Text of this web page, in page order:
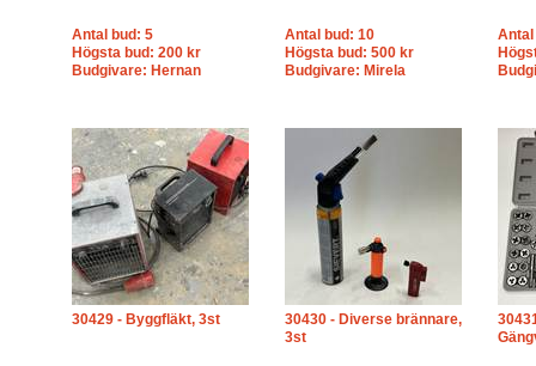
Antal bud: 5
Högsta bud: 200 kr
Budgivare: Hernan
Antal bud: 10
Högsta bud: 500 kr
Budgivare: Mirela
Antal
30429 - Byggfläkt, 3st
30430 - Diverse brännare,
3st